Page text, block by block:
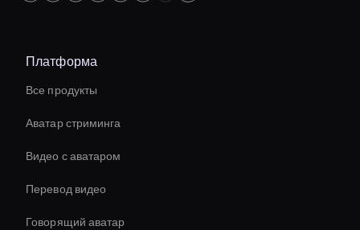
Платформа
Все продукты
Аватар стриминга
Видео с аватаром
Перевод видео
Говорящий аватар